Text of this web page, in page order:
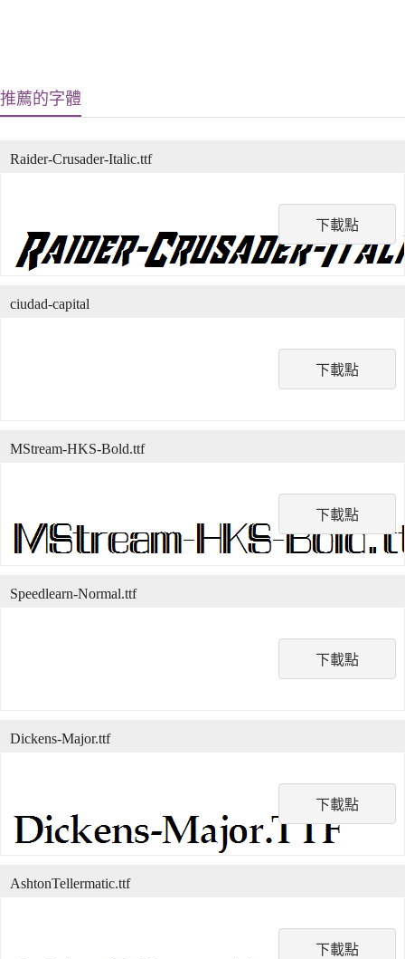
推薦的字體
下載點
Raider-Crusader-Italic.ttf
下載點
ciudad-capital
下載點
MStream-HKS-Bold.ttf
下載點
Speedlearn-Normal.ttf
下載點
Dickens-Major.ttf
下載點
AshtonTellermatic.ttf